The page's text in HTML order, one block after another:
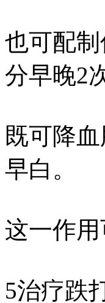
也可配
分早晚2
既可降
早白。
这一作
5治疗跌